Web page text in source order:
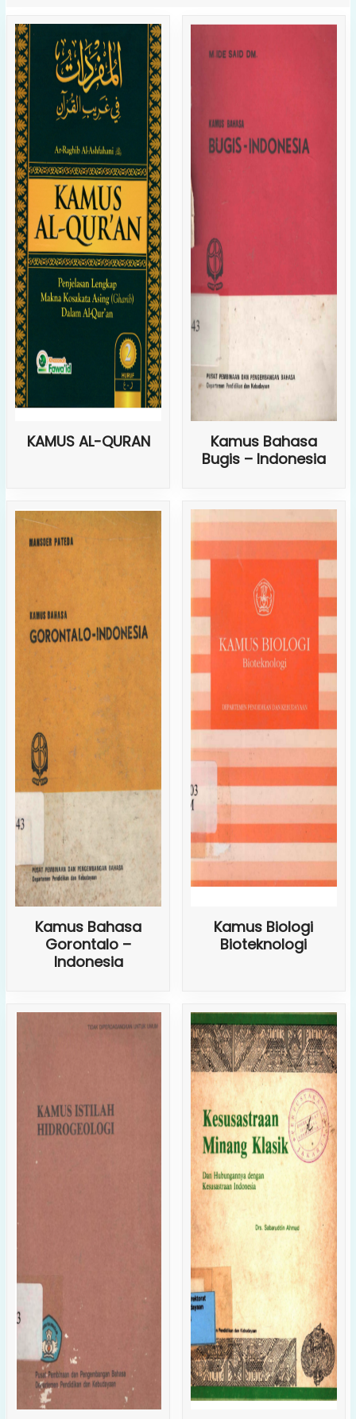
KAMUS AL-QURAN
Kamus Bahasa
Bugis – Indonesia
Kamus Bahasa
Gorontalo –
Indonesia
Kamus Biologi
Bioteknologi